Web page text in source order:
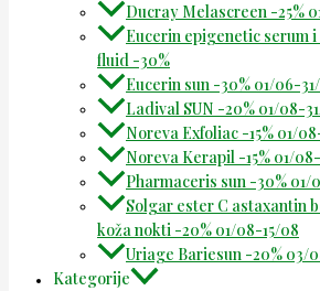
Ducray Melascreen -25%
Eucerin epigenetic serum
fluid -30%
Eucerin sun -30% 01/06-
Ladival SUN -20% 01/08-
Noreva Exfoliac -15% 01/
Noreva Kerapil -15% 01/
Pharmaceris sun -30% 01/
Solgar ester C astaxantin
koža nokti -20% 01/08-15/08
Uriage Bariesun -20% 03/
Kategorije